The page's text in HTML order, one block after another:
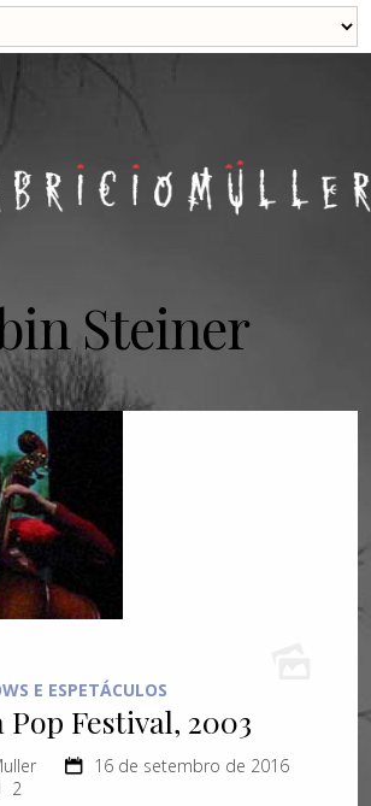
Steiner
E ESPETÁCULOS
Festival, 2003
16 de setembro de 2016
2